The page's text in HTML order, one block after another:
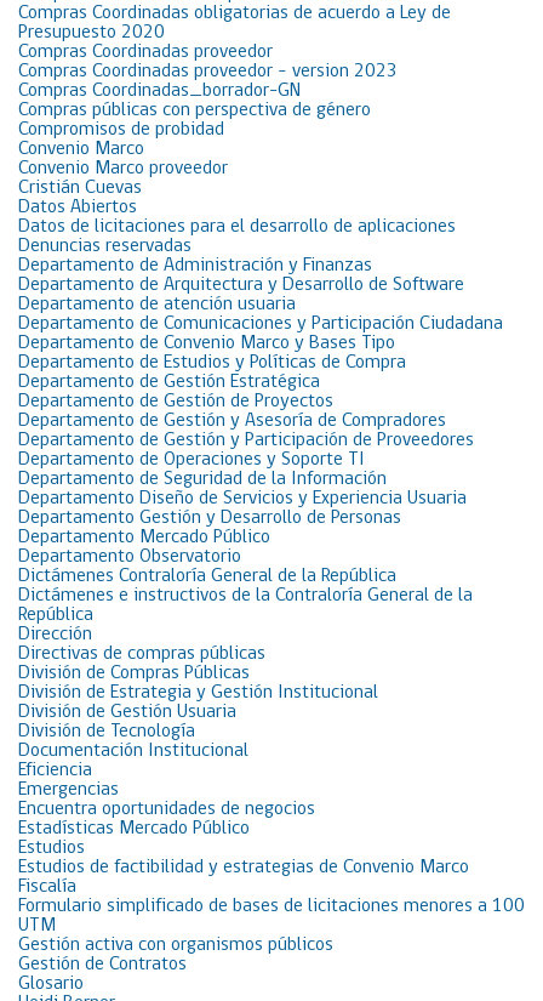
Compras Coordinadas obligatorias de acuerdo a Ley de
Presupuesto 2020
Compras Coordinadas proveedor
Compras Coordinadas proveedor – version 2023
Compras Coordinadas_borrador-GN
Compras públicas con perspectiva de género
Compromisos de probidad
Convenio Marco
Convenio Marco proveedor
Cristián Cuevas
Datos Abiertos
Datos de licitaciones para el desarrollo de aplicaciones
Denuncias reservadas
Departamento de Administración y Finanzas
Departamento de Arquitectura y Desarrollo de Software
Departamento de atención usuaria
Departamento de Comunicaciones y Participación Ciudadana
Departamento de Convenio Marco y Bases Tipo
Departamento de Estudios y Políticas de Compra
Departamento de Gestión Estratégica
Departamento de Gestión de Proyectos
Departamento de Gestión y Asesoría de Compradores
Departamento de Gestión y Participación de Proveedores
Departamento de Operaciones y Soporte TI
Departamento de Seguridad de la Información
Departamento Diseño de Servicios y Experiencia Usuaria
Departamento Gestión y Desarrollo de Personas
Departamento Mercado Público
Departamento Observatorio
Dictámenes Contraloría General de la República
Dictámenes e instructivos de la Contraloría General de la
República
Dirección
Directivas de compras públicas
División de Compras Públicas
División de Estrategia y Gestión Institucional
División de Gestión Usuaria
División de Tecnología
Documentación Institucional
Eficiencia
Emergencias
Encuentra oportunidades de negocios
Estadísticas Mercado Público
Estudios
Estudios de factibilidad y estrategias de Convenio Marco
Fiscalía
Formulario simplificado de bases de licitaciones menores a 100
UTM
Gestión activa con organismos públicos
Gestión de Contratos
Glosario